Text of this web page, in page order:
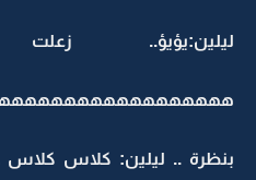
ليلين:يؤيؤ..
بنظرة .. ليلين: كلاس كلاس